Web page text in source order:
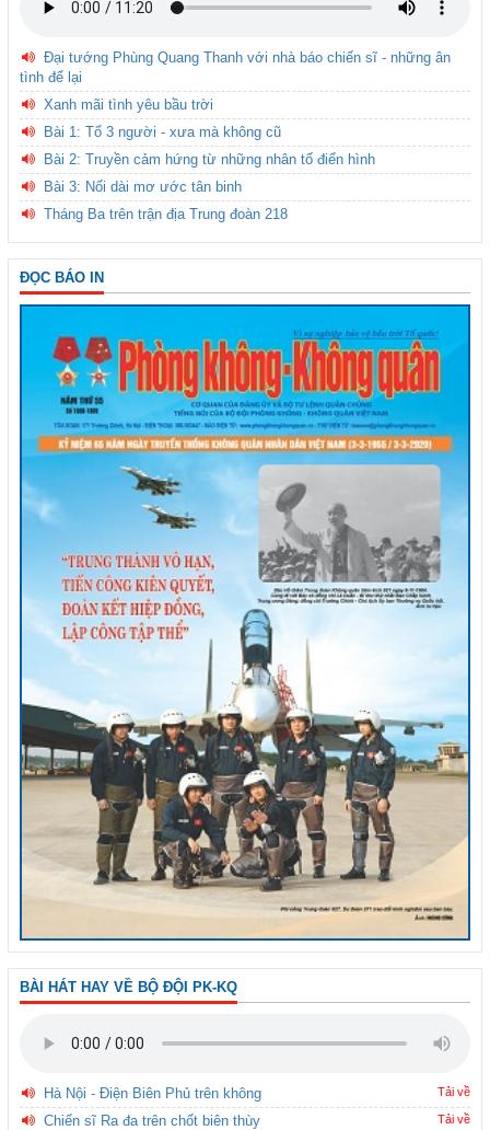
Đại tướng Phùng Quang Thanh với nhà báo chiến sĩ - những ân
tình để lại
Xanh mãi tình yêu bầu trời
Bài 1: Tổ 3 người - xưa mà không cũ
Bài 2: Truyền cảm hứng từ những nhân tố điển hình
Bài 3: Nối dài mơ ước tân binh
Tháng Ba trên trận địa Trung đoàn 218
ĐỌC BÁO IN
BÀI HÁT HAY VỀ BỘ ĐỘI PK-KQ
Hà Nội - Điện Biên Phủ trên không Tải về
Chiến sĩ Ra đa trên chốt biên thùy Tải về